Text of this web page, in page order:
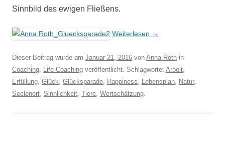
Sinnbild des ewigen Fließens.
Weiterlesen →
Dieser Beitrag wurde am Januar 21, 2016 von Anna Roth in
Coaching, Life Coaching veröffentlicht. Schlagworte: Arbeit,
Erfüllung, Glück, Glücksparade, Happiness, Lebensplan, Natur,
Seelenort, Sinnlichkeit, Tiere, Wertschätzung.